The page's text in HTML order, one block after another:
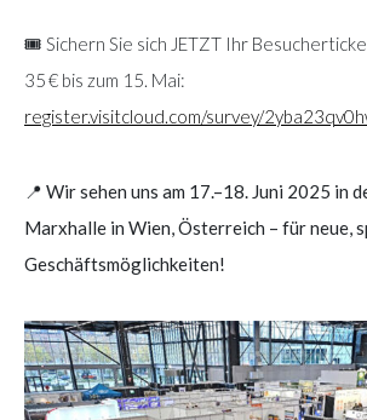
🎟️ Sichern Sie sich JETZT Ihr
35 € bis zum 15. Mai:
register.visitcloud.com/survey/
📍 Wir sehen uns am 17.–18. Juni 2025 in
Marxhalle in Wien, Österreich – für neue,
Geschäftsmöglichkeiten!